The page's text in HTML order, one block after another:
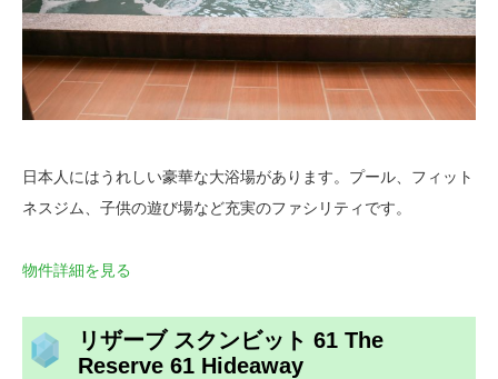
日本人にはうれしい豪華な大浴場があります。プール、フィット
ネスジム、子供の遊び場など充実のファシリティです。
物件詳細を見る
リザーブ スクンビット 61 The
Reserve 61 Hideaway